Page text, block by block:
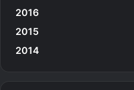
2016
2015
2014